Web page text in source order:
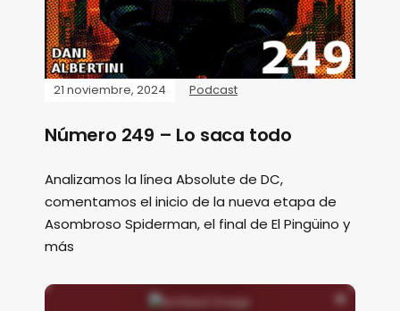
21 noviembre, 2024 Podcast
Número 249 – Lo saca todo
Analizamos la línea Absolute de DC,
comentamos el inicio de la nueva etapa de
Asombroso Spiderman, el final de El Pingüino y
más